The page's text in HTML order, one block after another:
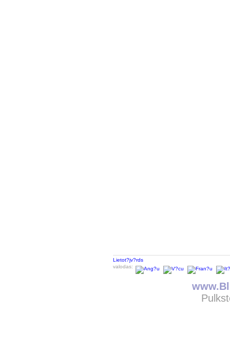
Lietot?jv?rds
valodas: